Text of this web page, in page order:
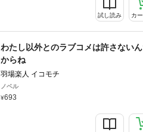
試し読み カ
わたし以外とのラブコメは許さない
からね
羽場楽人 イコモチ
ノベル
693